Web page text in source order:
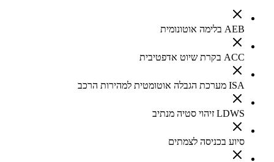
AEB בלימה אוטונומית
ACC בקרת שיוט אדפטיבית
ISA מערכת הגבלה אוטומטית למהירות הרכב
LDWS זיהוי סטיה מנתיב
סיוע בכניסה לצמתים